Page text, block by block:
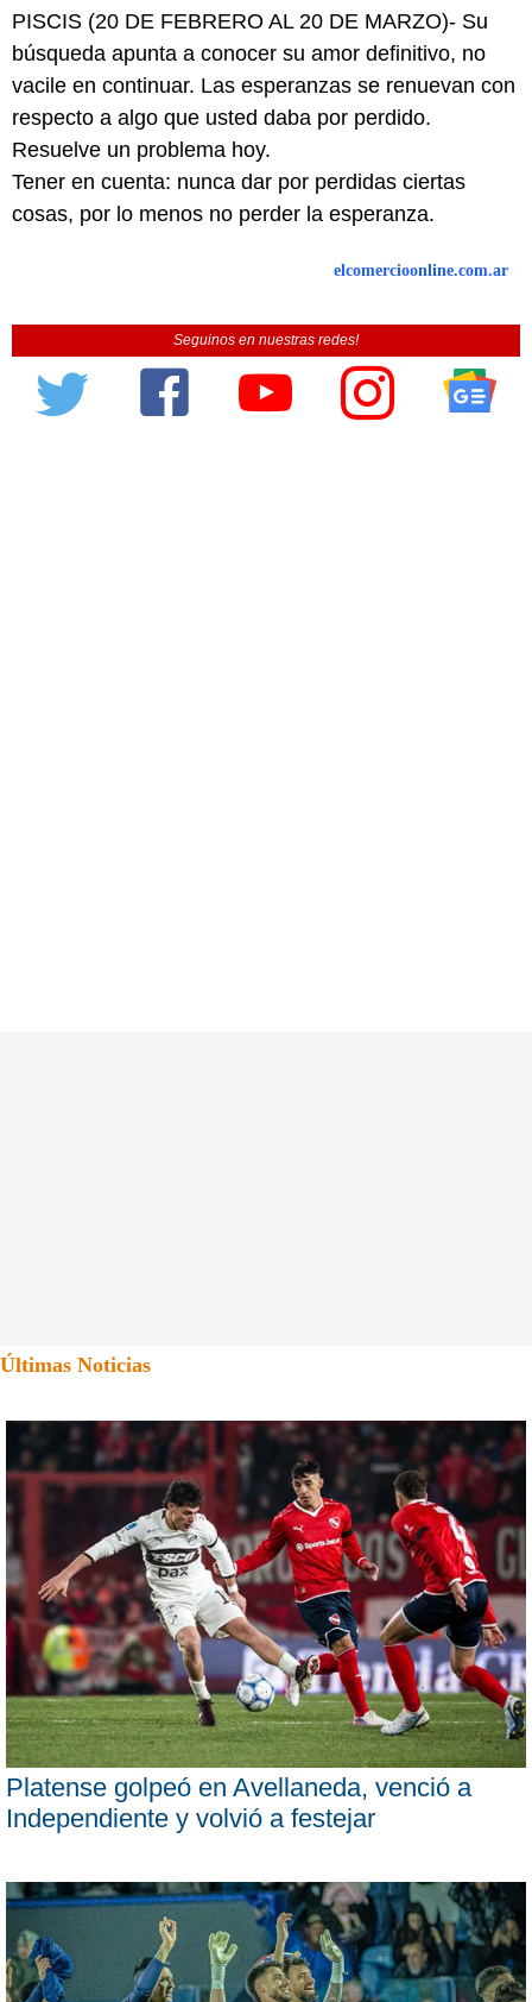
PISCIS (20 DE FEBRERO AL 20 DE MARZO)- Su
búsqueda apunta a conocer su amor definitivo, no
vacile en continuar. Las esperanzas se renuevan con
respecto a algo que usted daba por perdido.
Resuelve un problema hoy.
Tener en cuenta: nunca dar por perdidas ciertas
cosas, por lo menos no perder la esperanza.
elcomercioonline.com.ar
Seguinos en nuestras redes!
Últimas Noticias
Platense golpeó en Avellaneda, venció a
Independiente y volvió a festejar